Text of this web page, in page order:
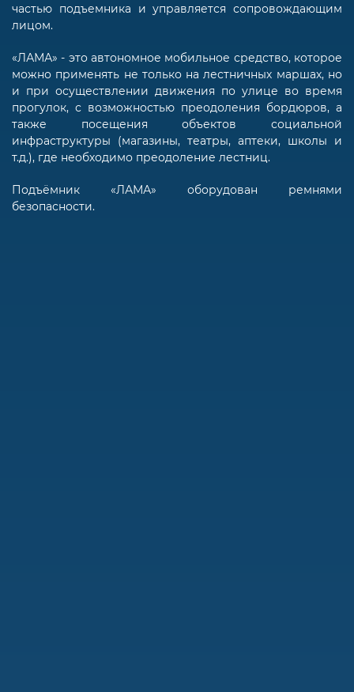
частью подъемника и управляется сопровождающим
лицом.
«ЛАМА» - это автономное мобильное средство, которое
можно применять не только на лестничных маршах, но
и при осуществлении движения по улице во время
прогулок, с возможностью преодоления бордюров, а
также посещения объектов социальной
инфраструктуры (магазины, театры, аптеки, школы и
т.д.), где необходимо преодоление лестниц.
Подъёмник «ЛАМА» оборудован ремнями
безопасности.